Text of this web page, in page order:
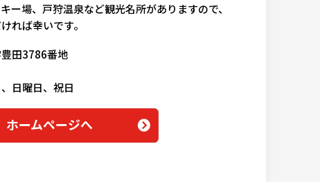
ー場、戸狩温泉など観光名所がありますので、
れば幸いです。
田3786番地
日曜日、祝日
ムページへ